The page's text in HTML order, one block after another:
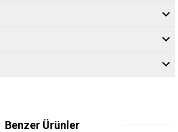
Benzer Ürünler